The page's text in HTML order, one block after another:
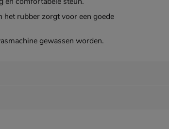
rubber zorgt voor een goede
gewassen worden.